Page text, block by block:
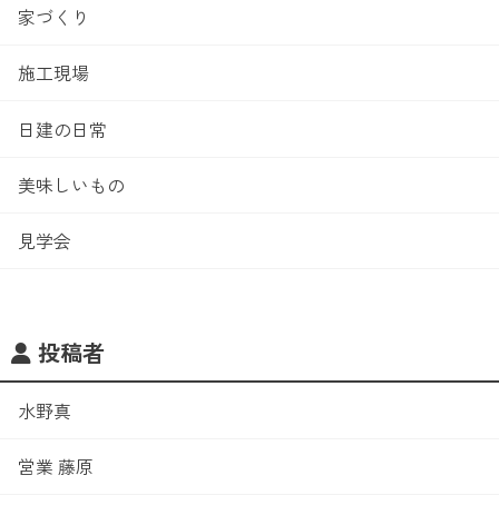
家づくり
施工現場
日建の日常
美味しいもの
見学会
投稿者
水野真
営業 藤原